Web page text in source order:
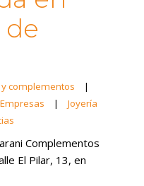
de
complementos
|
Empresas |
Joyería
Complementos
El Pilar, 13, en